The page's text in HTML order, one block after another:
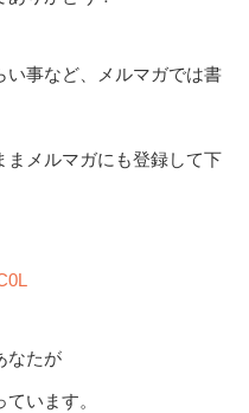
い事など、メルマガでは書
まメルマガにも登録して下
なたが
います。